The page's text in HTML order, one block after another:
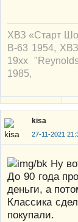
ХВЗ «Старт
В-63 1954,
19xx
1985,
kisa
27-11-2021
Ну
До 90 года
деньги, а
Классика
покупали.